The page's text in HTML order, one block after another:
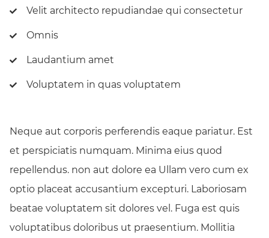
Velit architecto repudiandae qui consectetur
Omnis
Laudantium amet
Voluptatem in quas voluptatem
Neque aut corporis perferendis eaque pariatur. Est
et perspiciatis numquam. Minima eius quod
repellendus. non aut dolore ea Ullam vero cum ex
optio placeat accusantium excepturi. Laboriosam
beatae voluptatem sit dolores vel. Fuga est quis
voluptatibus doloribus ut praesentium. Mollitia